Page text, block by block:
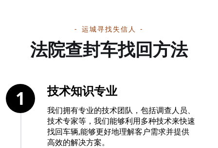
运城寻找失信人
法院查封车找回方法
技术知识专业
我们拥有专业的技术团队，包括调查人员、
技术专家等，我们能够利用多种技术来快速
找回车辆,能够更好地理解客户需求并提供
高效的解决方案。
1